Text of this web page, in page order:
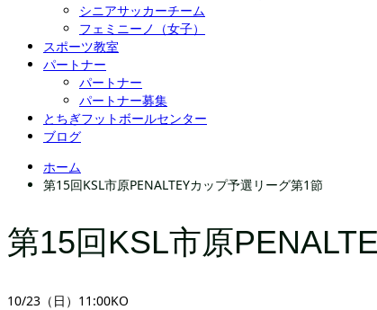
シニアサッカーチーム
フェミニーノ（女子）
スポーツ教室
パートナー
パートナー
パートナー募集
とちぎフットボールセンター
ブログ
ホーム
第15回KSL市原PENALTEYカップ予選リーグ第1節
第15回KSL市原
10/23（日）11:00KO